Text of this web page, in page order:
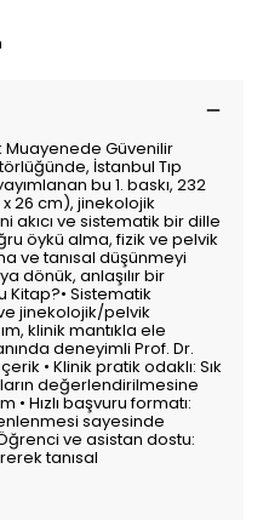
Muayenede Güvenilir
İstanbul Tıp
bu 1. baskı, 232
26 cm), jinekolojik
ve sistematik bir dille
öykü alma, fizik ve pelvik
ve tanısal düşünmeyi
dönük, anlaşılır bir
Kitap?• Sistematik
jinekolojik/pelvik
klinik mantıkla ele
deneyimli Prof. Dr.
• Klinik pratik odaklı: Sık
değerlendirilmesine
Hızlı başvuru formatı:
sayesinde
ve asistan dostu:
tanısal